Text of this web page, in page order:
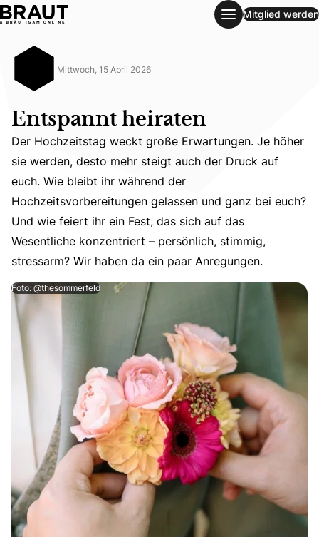
Mitglied werden
Mittwoch, 15 April 2026
Entspannt heiraten
Der Hochzeitstag weckt große Erwartungen. Je höher
Der Hochzeitstag weckt große Erwartungen. Je höher
sie werden, desto mehr steigt auch der Druck auf
euch. Wie bleibt ihr während der
Hochzeitsvorbereitungen gelassen und ganz bei euch?
Und wie feiert ihr ein Fest, das sich auf das
Wesentliche konzentriert – persönlich, stimmig,
stressarm? Wir haben da ein paar Anregungen.
Foto: @thesommerfeld